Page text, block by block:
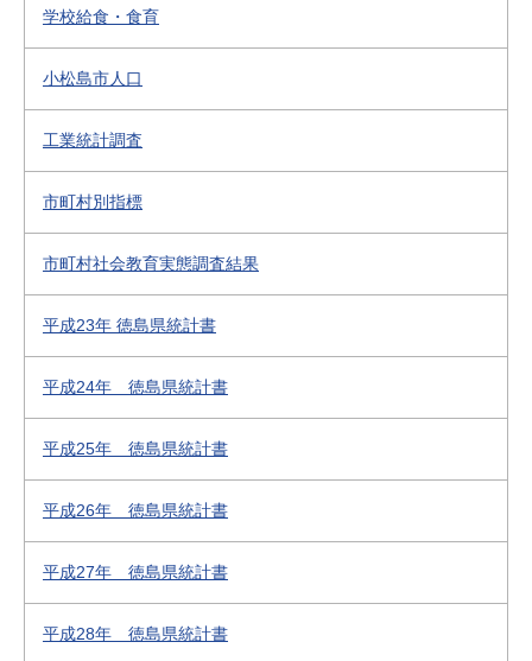
学校給食・食育
小松島市人口
工業統計調査
市町村別指標
市町村社会教育実態調査結果
平成23年 徳島県統計書
平成24年 徳島県統計書
平成25年 徳島県統計書
平成26年 徳島県統計書
平成27年 徳島県統計書
平成28年 徳島県統計書